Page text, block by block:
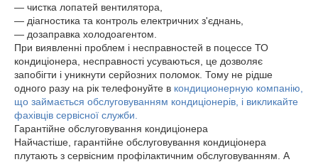
― чистка лопатей вентилятора,
― діагностика та контроль електричних з'єднань,
― дозаправка холодоагентом.
При виявленні проблем і несправностей в поцессе ТО
кондиціонера, несправності усуваються, це дозволяє
запобігти і уникнути серйозних поломок. Тому не рідше
одного разу на рік телефонуйте в кондиционерную компанію,
що займається обслуговуванням кондиціонерів, і викликайте
фахівців сервісної служби.
Гарантійне обслуговування кондиціонера
Найчастіше, гарантійне обслуговування кондиціонера
плутають з сервісним профілактичним обслуговуванням. А